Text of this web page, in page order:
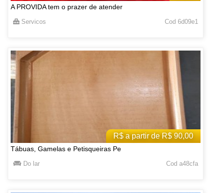
A PROVIDA tem o prazer de atender
Servicos Cod 6d09e1
R$ a partir de R$ 90,00
Tábuas, Gamelas e Petisqueiras Pe
Do lar Cod a48cfa